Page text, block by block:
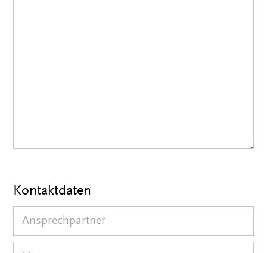
Kontaktdaten